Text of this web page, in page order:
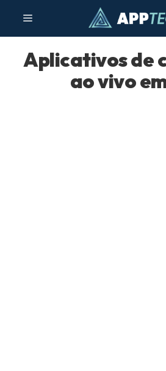
o
conteúdo
Menu
Aplicativos de
ao vivo